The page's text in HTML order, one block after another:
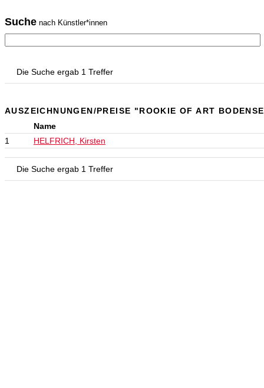
Suche nach Künstler*innen
Die Suche ergab 1 Treffer
AUSZEICHNUNGEN/PREISE "ROOKIE OF ART
Name
1
HELFRICH, Kirsten
Die Suche ergab 1 Treffer